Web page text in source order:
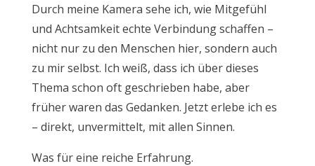
Durch meine Kamera sehe ich, wie Mitgefühl
und Achtsamkeit echte Verbindung schaffen –
nicht nur zu den Menschen hier, sondern auch
zu mir selbst. Ich weiß, dass ich über dieses
Thema schon oft geschrieben habe, aber
früher waren das Gedanken. Jetzt erlebe ich es
– direkt, unvermittelt, mit allen Sinnen.
Was für eine reiche Erfahrung.